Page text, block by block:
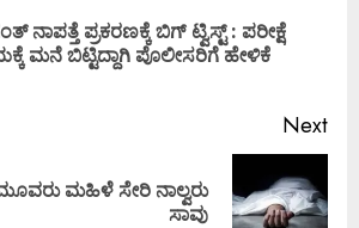
ನಾಪತ್ತೆ ಪ್ರಕರಣಕ್ಕೆ ಬಿಗ್ ಟ್ವಿಸ್ಟ್ : ಪರೀಕ್ಷೆ
ಮನೆ ಬಿಟ್ಟಿದ್ದಾಗಿ ಪೊಲೀಸರಿಗೆ ಹೇಳಿಕೆ
Next
ಮಹಿಳೆ ಸೇರಿ ನಾಲ್ವರು
ಸಾವು